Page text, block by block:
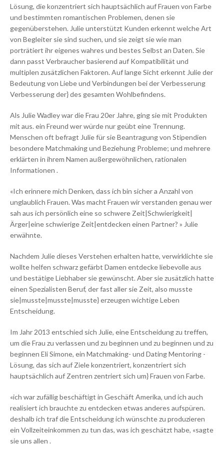
Lösung, die konzentriert sich hauptsächlich auf Frauen von Farbe
und bestimmten romantischen Problemen, denen sie
gegenüberstehen. Julie unterstützt Kunden erkennt welche Art
von Begleiter sie sind suchen, und sie zeigt sie wie man
porträtiert ihr eigenes wahres und bestes Selbst an Daten. Sie
dann passt Verbraucher basierend auf Kompatibilität und
multiplen zusätzlichen Faktoren. Auf lange Sicht erkennt Julie der
Bedeutung von Liebe und Verbindungen bei der Verbesserung
Verbesserung der} des gesamten Wohlbefindens.
Als Julie Wadley war die Frau 20er Jahre, ging sie mit Produkten
mit aus. ein Freund wer würde nur geübt eine Trennung.
Menschen oft befragt Julie für sie Beantragung von Stipendien
besondere Matchmaking und Beziehung Probleme; und mehrere
erklärten in ihrem Namen außergewöhnlichen, rationalen
Informationen .
«Ich erinnere mich Denken, dass ich bin sicher a Anzahl von
unglaublich Frauen. Was macht Frauen wir verstanden genau wer
sah aus ich persönlich eine so schwere Zeit|Schwierigkeit|
Ärger|eine schwierige Zeit|entdecken einen Partner? » Julie
erwähnte.
Nachdem Julie dieses Verstehen erhalten hatte, verwirklichte sie
wollte helfen schwarz gefärbt Damen entdecke liebevolle aus
und bestätige Liebhaber sie gewünscht. Aber sie zusätzlich hatte
einen Spezialisten Beruf, der fast aller sie Zeit, also musste
sie|musste|musste|musste} erzeugen wichtige Leben
Entscheidung.
Im Jahr 2013 entschied sich Julie, eine Entscheidung zu treffen,
um die Frau zu verlassen und zu beginnen und zu beginnen und zu
beginnen Eli Simone, ein Matchmaking- und Dating Mentoring -
Lösung, das sich auf Ziele konzentriert, konzentriert sich
hauptsächlich auf Zentren zentriert sich um} Frauen von Farbe.
«ich war zufällig beschäftigt in Geschäft Amerika, und ich auch
realisiert ich brauchte zu entdecken etwas anderes aufspüren.
deshalb ich traf die Entscheidung ich wünschte zu produzieren
ein Vollzeiteinkommen zu tun das, was ich geschätzt habe, «sagte
sie uns allen .